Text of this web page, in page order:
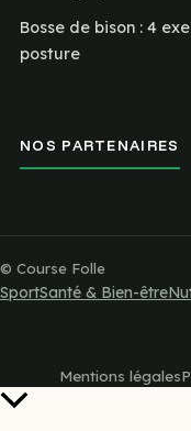
Bosse de bison : 4
posture
NOS PARTENAIRES
© Course Folle
SportSanté & Bien-être
Mentions légales